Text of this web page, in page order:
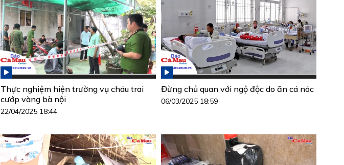
Thực nghiệm hiện trường vụ cháu trai
cướp vàng bà nội
22/04/2025 18:44
Đừng chủ quan với ngộ độc do ăn cá nóc
06/03/2025 18:59